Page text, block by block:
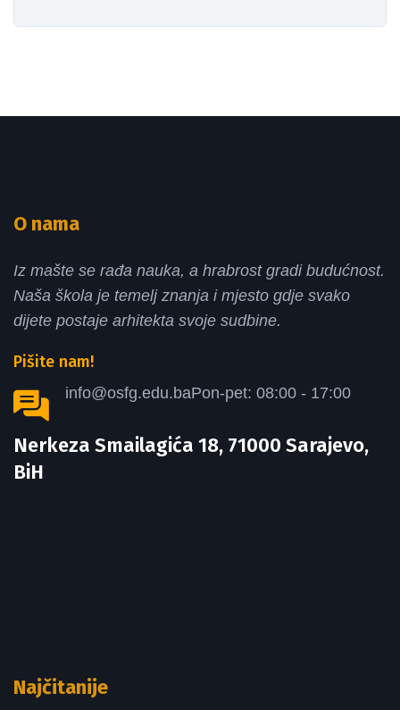
O nama
Iz mašte se rađa nauka, a hrabrost gradi budućnost.
Naša škola je temelj znanja i mjesto gdje svako
dijete postaje arhitekta svoje sudbine.
Pišite nam!
info@osfg.edu.baPon-pet: 08:00 - 17:00
Nerkeza Smailagića 18, 71000 Sarajevo,
BiH
Najčitanije